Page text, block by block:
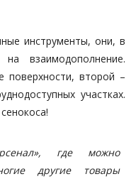
инструменты, они, в
взаимодополнение.
поверхности, второй –
участках.
где можно
другие товары